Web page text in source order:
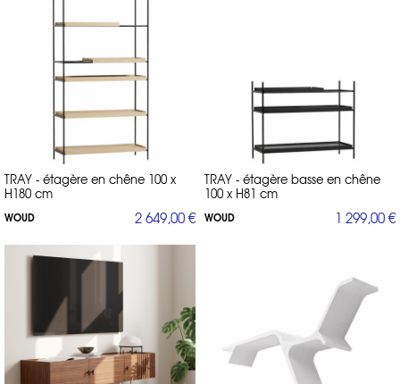
TRAY - étagère en chêne 100 x
H180 cm
WOUD 2 649,00 €
TRAY - étagère basse en chêne
100 x H81 cm
WOUD 1 299,00 €